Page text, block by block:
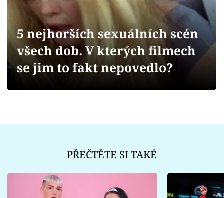
Videa
Sledujte prima+
5 nejhorších sexuálních scén
všech dob. V kterých filmech
se jim to fakt nepovedlo?
PŘEČTĚTE SI TAKÉ